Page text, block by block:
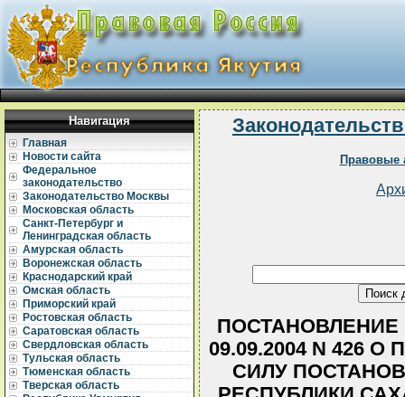
Навигация
Главная
Новости сайта
Федеральное
законодательство
Законодательство Москвы
Московская область
Санкт-Петербург и
Ленинградская область
Амурская область
Воронежская область
Краснодарский край
Омская область
Приморский край
Ростовская область
Саратовская область
Свердловская область
Тульская область
Тюменская область
Тверская область
Правовые
ПОСТАНОВЛЕНИЕ
09.09.2004 N 426
СИЛУ